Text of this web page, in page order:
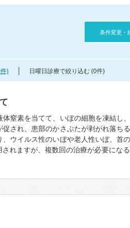
条件変更・
) 日曜日診療で絞り込む (0件)
窒素を当てて、いぼの細胞を凍結し
され、患部のかさぶたが剥がれ落ち
ウイルス性のいぼや老人性いぼ、首
れますが、複数回の治療が必要にな